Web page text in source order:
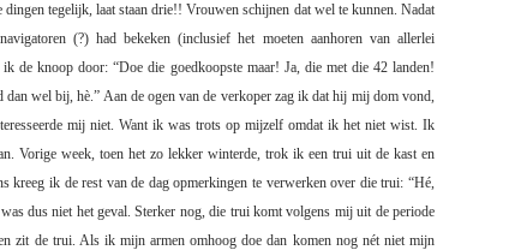
dingen tegelijk, laat staan drie!! Vrouwen schijnen dat wel te kunnen. Nadat
(?) had bekeken (inclusief het moeten aanhoren van allerlei
ik de knoop door: “Doe die goedkoopste maar! Ja, die met die 42 landen!
dan wel bij, hè.” Aan de ogen van de verkoper zag ik dat hij mij dom vond,
mij niet. Want ik was trots op mijzelf omdat ik het niet wist. Ik
Vorige week, toen het zo lekker winterde, trok ik een trui uit de kast en
kreeg ik de rest van de dag opmerkingen te verwerken over die trui: “Hé,
dus niet het geval. Sterker nog, die trui komt volgens mij uit de periode
zit de trui. Als ikmijn armen omhoog doe dan komen nog nét niet mijn